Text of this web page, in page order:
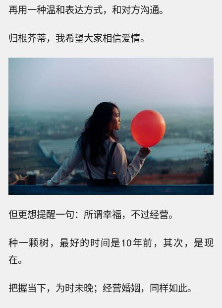
再用一种温和表达方式，和对方沟通。
归根芥蒂，我希望大家相信爱情。
但更想提醒一句：所谓幸福，不过经营。
种一颗树，最好的时间是10年前，其次，是现
在。
把握当下，为时未晚；经营婚姻，同样如此。